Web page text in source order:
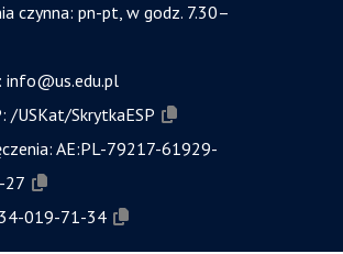
czynna: pn-pt, w godz. 7.30–
info@us.edu.pl
/USKat/SkrytkaESP
AE:PL-79217-61929-
27
019-71-34